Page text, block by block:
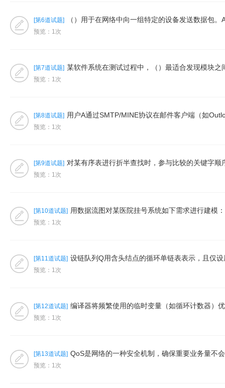
[第6道试题] （）用于在网络中向一组特定的设备发送数据包
预览：1次
[第7道试题] 某软件系统在测试过程中，（）最适合发现模块之间
预览：1次
[第8道试题] 用户A通过SMTP/MINE协议在邮件客户端（如
预览：1次
[第9道试题] 对某有序表进行折半查找时，参与比较的关键字
预览：1次
[第10道试题] 用数据流图对某医院挂号系统如下需求进行建模：（
预览：1次
[第11道试题] 设链队列Q用含头结点的循环单链表表示，且仅设
预览：1次
[第12道试题] 编译器将频繁使用的临时变量（如循环计数器）优化
预览：1次
[第13道试题] QoS是网络的一种安全机制，确保重要业务量不会
预览：1次